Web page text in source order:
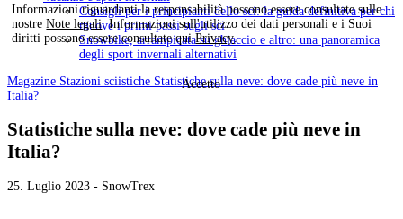
Informazioni riguardanti la responsabilità possono essere consultate sulle
nostreNote legali. Informazioni sull'utilizzo dei dati personali e i Suoi
diritti possono essere consultate quiPrivacy.
Accetto
Consigli per i principianti dello sci: la guida definitiva per chi
muove i primi passi sugli sci
Snowbike, arrampicata su ghiaccio e altro: una panoramica
degli sport invernali alternativi
Magazine Stazioni sciistiche Statistiche sulla neve: dove cade più neve in
Italia?
Statistiche sulla neve: dove cade più neve in
Italia?
25. Luglio 2023 - SnowTrex